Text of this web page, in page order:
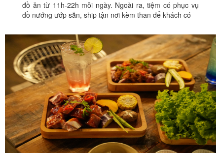
đồ ăn từ 11h-22h mỗi ngày. Ngoài ra, tiệm có phục vụ
đồ nướng ướp sẵn, ship tận nơi kèm than để khách có